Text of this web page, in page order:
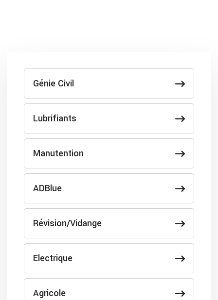
Génie Civil
Lubrifiants
Manutention
ADBlue
Révision/Vidange
Electrique
Agricole